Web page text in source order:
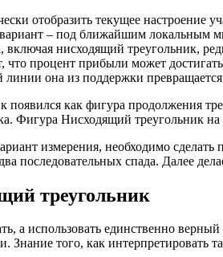
отобразить текущее настроение
– под ближайшим локальным
включая нисходящий треугольник,
что процент прибыли может
она из поддержки
появился как фигура продолжения
Фигура Нисходящий треугольник
измерения, необходимо
последовательных спада. Далее
треугольник
а использовать единственно
Знание того, как